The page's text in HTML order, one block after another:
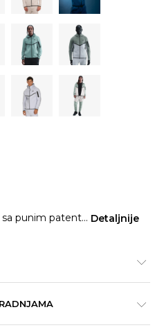
sa punim patent... Detaljnije